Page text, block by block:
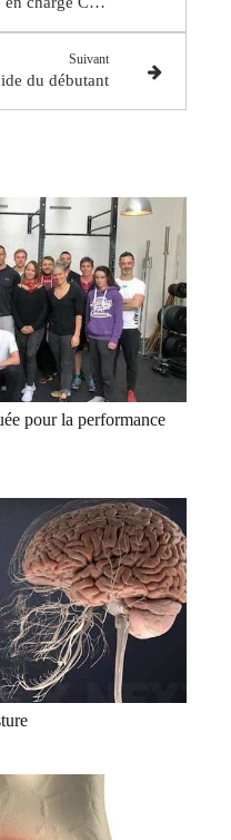
Suivant
du débutant
pour la performance